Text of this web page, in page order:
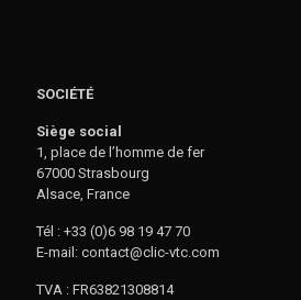
SOCIÉTÉ
Siège social
1, place de l’homme de fer
67000 Strasbourg
Alsace, France
Tél : +33 (0)6 98 19 47 70
E-mail: contact@clic-vtc.com
TVA : FR63821308814